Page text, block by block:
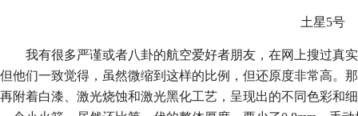
土星5号
我有很多严谨或者八卦的航空爱好者朋友，在网上搜过真
但他们一致觉得，虽然微缩到这样的比例，但还原度非常高。
再附着白漆、激光烧蚀和激光黑化工艺，呈现出的不同色彩和